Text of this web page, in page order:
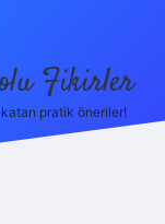
Fikirler
pratik öneriler!